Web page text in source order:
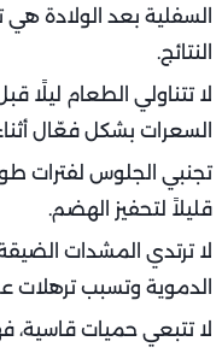
السفلية بعد الولادة
النتائج.
لا تتناولي الطعام ليلًا
السعرات بشكل فعّال
تجنبي الجلوس لفترات
قليلاً لتحفيز الهضم.
لا ترتدي المشدات
الدموية وتسبب ترهلات
لا تتبعي حميات